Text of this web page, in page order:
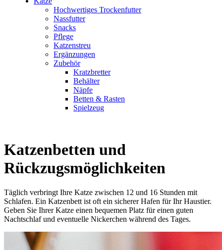
Hochwertiges Trockenfutter
Nassfutter
Snacks
Pflege
Katzenstreu
Ergänzungen
Zubehör
Kratzbretter
Behälter
Näpfe
Betten & Rasten
Spielzeug
Katzenbetten und
Rückzugsmöglichkeiten
Täglich verbringt Ihre Katze zwischen 12 und 16 Stunden mit
Schlafen. Ein Katzenbett ist oft ein sicherer Hafen für Ihr Haustier.
Geben Sie Ihrer Katze einen bequemen Platz für einen guten
Nachtschlaf und eventuelle Nickerchen während des Tages.